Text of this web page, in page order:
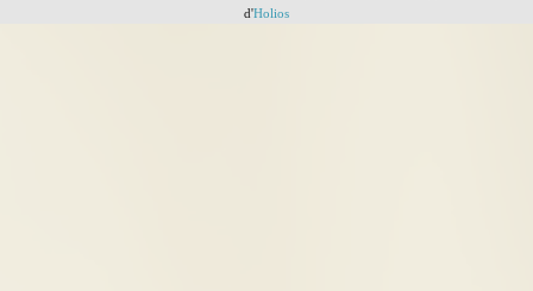
d'Holios